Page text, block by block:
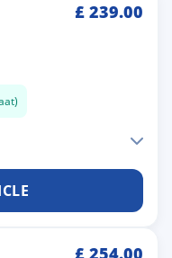
£ 239.00
£ 254.00